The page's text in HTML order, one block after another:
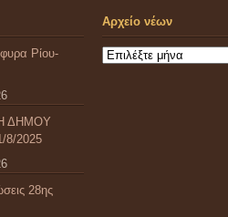
Ρίου-
ΔΗΜΟΥ
2025
28ης
Αρχείο νέων
Αρχείο